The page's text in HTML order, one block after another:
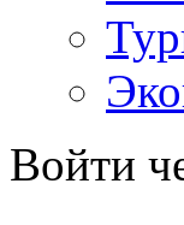
Войти